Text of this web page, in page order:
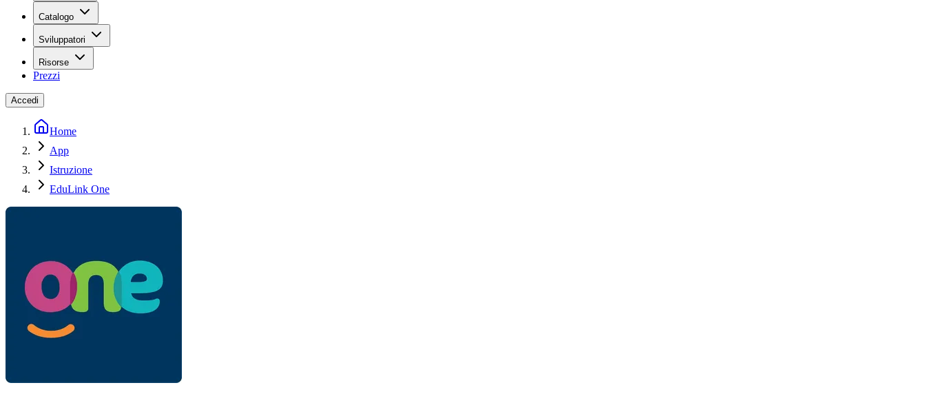
Catalogo
Sviluppatori
Risorse
Prezzi
Accedi
Home
App
Istruzione
EduLink One